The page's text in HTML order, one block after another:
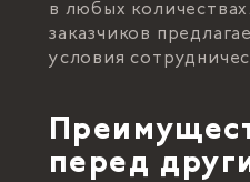
в любых
заказчиков
условия
перед